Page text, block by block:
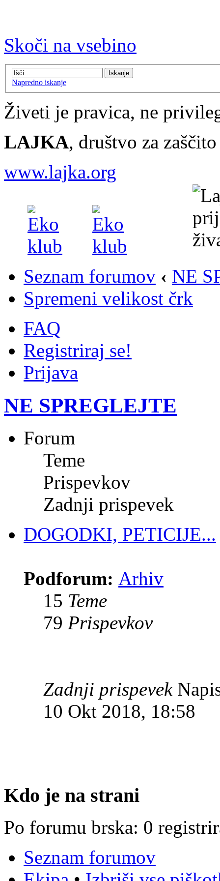
Skoči na vsebino
Napredno iskanje
Živeti je pravica, ne
LAJKA, društvo za
www.lajka.org
Seznam forumov ‹ NE
Spremeni velikost črk
FAQ
Registriraj se!
Prijava
NE SPREGLEJTE
Forum
Teme
Prispevkov
Zadnji prispevek
DOGODKI, PETICIJE...
Podforum: Arhiv
15 Teme
79 Prispevkov
Zadnji prispevek
10 Okt 2018, 18:58
Kdo je na strani
Po forumu brska: 0
Seznam forumov